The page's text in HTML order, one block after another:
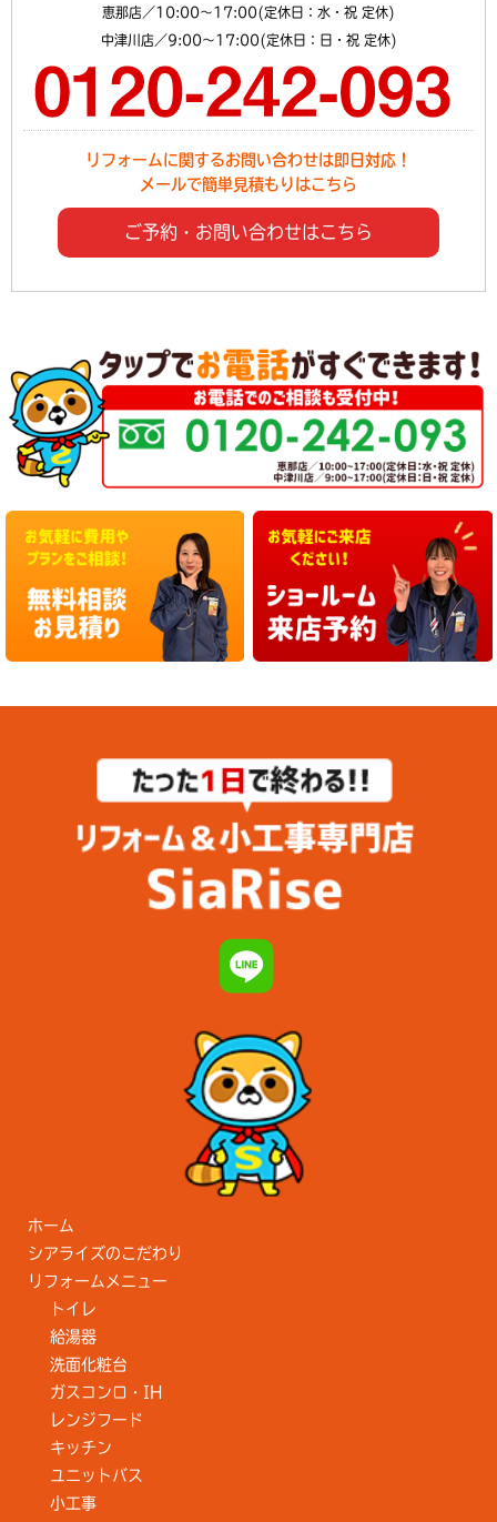
恵那店／10:00～17:00(定休日：水・祝 定休)
中津川店／9:00～17:00(定休日：日・祝 定休)
リフォームに関するお問い合わせは即日対応！
メールで簡単見積もりはこちら
ご予約・お問い合わせはこちら
ホーム
シアライズのこだわり
リフォームメニュー
トイレ
給湯器
洗面化粧台
ガスコンロ・IH
レンジフード
キッチン
ユニットバス
小工事